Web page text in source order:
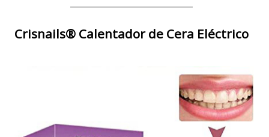
Crisnails® Calentador de Cera Eléctrico